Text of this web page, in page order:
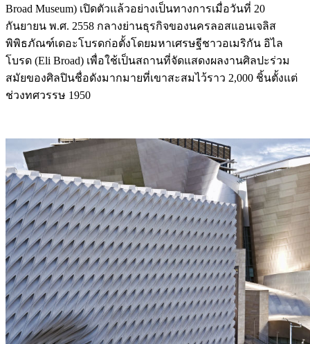
กันยายน พ.ศ. 2558 กลางย่านธุรกิจของนครลอสแอนเจลิส
พิพิธภัณฑ์เดอะโบรดก่อตั้งโดยมหาเศรษฐีชาวอเมริกัน อิไล
โบรด (Eli Broad) เพื่อใช้เป็นสถานที่จัดแสดงผลงานศิลปะร่วม
สมัยของศิลปินชื่อดังมากมายที่เขาสะสมไว้ราว 2,000 ชิ้นตั้งแต่
ช่วงทศวรรษ 1950